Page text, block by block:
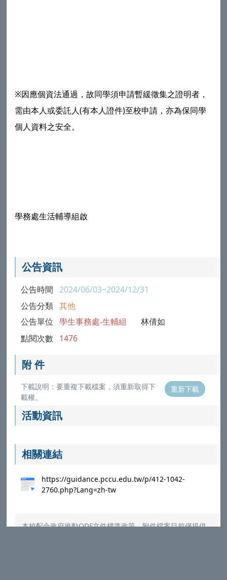
※因應個資法通過，故同學須申請暫緩徵集之證明者，
需由本人或委託人(有本人證件)至校申請，亦為保同學
個人資料之安全。
學務處生活輔導組啟
公告資訊
公告時間 2024/06/03~2024/12/31
公告分類 其他
公告單位 學生事務處-生輔組 林倩如
點閱次數 1476
附 件
下載說明：要重複下載檔案，須重新取得下
載權。
重新下載
活動資訊
相關連結
https://guidance.pccu.edu.tw/p/412-1042-
2760.php?Lang=zh-tw
本校配合政府推動ODF文件標準政策，附件檔案目前僅提供